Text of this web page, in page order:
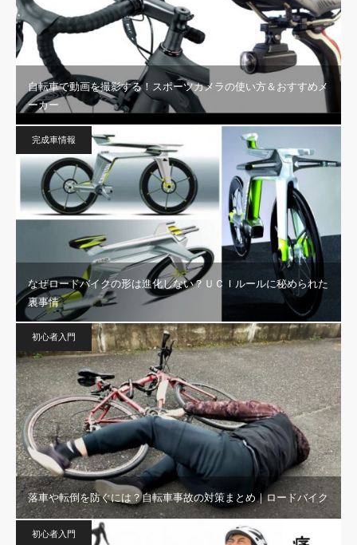
自転車で動画を撮影する！スポーツカメラの使い方＆おすすめメ
ーカー
完成車情報
なぜロードバイクの形は進化しない？ＵＣＩルールに秘められた
裏事情
初心者入門
落車や転倒を防ぐには？自転車事故の対策まとめ｜ロードバイク
初心者入門